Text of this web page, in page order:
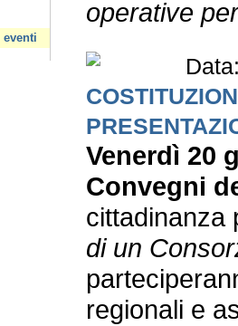
eventi
operative
Venerdì 20
Convegni
cittadinanza
di un
regionali e